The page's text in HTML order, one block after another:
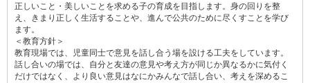
正しいこと・美しいことを求める子の育成を目指します。身の回りを整
え、きまり正しく生活することや、進んで公共のために尽くすことを学び
ます。
＜教育方針＞
教育現場では、児童同士で意見を話し合う場を設ける工夫をしています。
話し合いの場では、自分と友達の意見や考え方が同じか異なるかに気付く
だけではなく、より良い意見はなにかみんなで話し合い、考えを深めるこ